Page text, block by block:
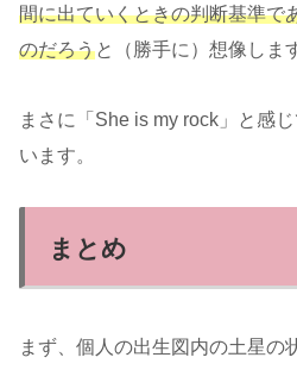
間に出ていくときの判断基準で
のだろうと（勝手に）想像しま
まさに「She is my rock」と感
います。
まとめ
まず、個人の出生図内の土星の